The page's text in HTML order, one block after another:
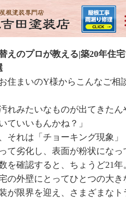
えのプロが教える|築20年住
住まいのY様からこんなご相
れみたいなものが出てきたん
ていいもんかね？」
それは「チョーキング現象」
劣化し、表面が粉状になっ
を確認すると、ちょうど21年
の外壁にとってひとつの大き
が限界を迎え、さまざまなト